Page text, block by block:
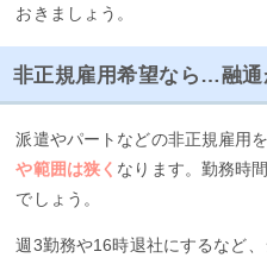
おきましょう。
非正規雇用希望なら…融通
派遣やパートなどの非正規雇用
や範囲は狭く なります。勤務時
でしょう。
週3勤務や16時退社にするなど